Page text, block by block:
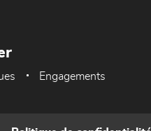
Engagements